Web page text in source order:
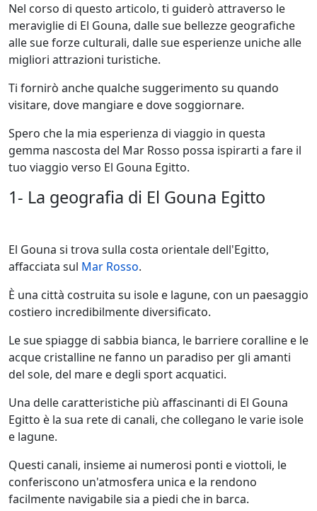
Nel corso di questo articolo, ti guiderò attraverso le
meraviglie di El Gouna, dalle sue bellezze geografiche
alle sue forze culturali, dalle sue esperienze uniche alle
migliori attrazioni turistiche.
Ti fornirò anche qualche suggerimento su quando
visitare, dove mangiare e dove soggiornare.
Spero che la mia esperienza di viaggio in questa
gemma nascosta del Mar Rosso possa ispirarti a fare il
tuo viaggio verso El Gouna Egitto.
1- La geografia di El Gouna Egitto
El Gouna si trova sulla costa orientale dell'Egitto,
affacciata sul Mar Rosso.
È una città costruita su isole e lagune, con un paesaggio
costiero incredibilmente diversificato.
Le sue spiagge di sabbia bianca, le barriere coralline e le
acque cristalline ne fanno un paradiso per gli amanti
del sole, del mare e degli sport acquatici.
Una delle caratteristiche più affascinanti di El Gouna
Egitto è la sua rete di canali, che collegano le varie isole
e lagune.
Questi canali, insieme ai numerosi ponti e viottoli, le
conferiscono un'atmosfera unica e la rendono
facilmente navigabile sia a piedi che in barca.